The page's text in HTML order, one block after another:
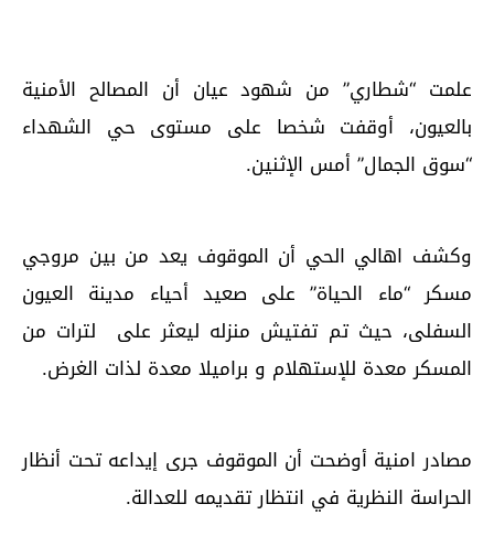
علمت “شطاري” من شهود عيان أن المصالح الأمنية
بالعيون، أوقفت شخصا على مستوى حي الشهداء
“سوق الجمال” أمس الإثنين.
وكشف اهالي الحي أن الموقوف يعد من بين مروجي
مسكر “ماء الحياة” على صعيد أحياء مدينة العيون
السفلى، حيث تم تفتيش منزله ليعثر على لترات من
المسكر معدة للإستهلام و براميلا معدة لذات الغرض.
مصادر امنية أوضحت أن الموقوف جرى إيداعه تحت أنظار
الحراسة النظرية في انتظار تقديمه للعدالة.